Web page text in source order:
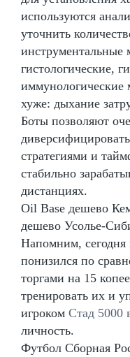
используются
уточнить
инструментальные
гистологические,
иммунологические
хуже: дыхание
Боты позволяют
стратегиями и
стабильно
дистанциях.
Oil Base дешево
дешево Усолье-
Напомним, сегодня
понизился по
торгами на 15
тренировать их и
игроком Стад 5000
личность.
Футбол Сборная